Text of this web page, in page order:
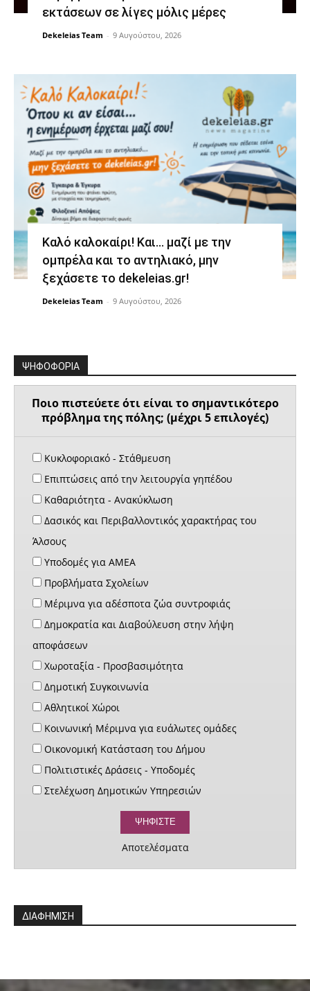
εκτάσεων σε λίγες μόλις μέρες
Dekeleias Team - 9 Αυγούστου, 2026
Καλό καλοκαίρι! Και… μαζί με την
ομπρέλα και το αντηλιακό, μην
ξεχάσετε το dekeleias.gr!
Dekeleias Team - 9 Αυγούστου, 2026
ΨΗΦΟΦΟΡΙΑ
Ποιο πιστεύετε ότι είναι το σημαντικότερο
πρόβλημα της πόλης; (μέχρι 5 επιλογές)
Κυκλοφοριακό - Στάθμευση
Επιπτώσεις από την λειτουργία γηπέδου
Καθαριότητα - Ανακύκλωση
Δασικός και Περιβαλλοντικός χαρακτήρας του
Άλσους
Υποδομές για ΑΜΕΑ
Προβλήματα Σχολείων
Μέριμνα για αδέσποτα ζώα συντροφιάς
Δημοκρατία και Διαβούλευση στην λήψη
αποφάσεων
Χωροταξία - Προσβασιμότητα
Δημοτική Συγκοινωνία
Αθλητικοί Χώροι
Κοινωνική Μέριμνα για ευάλωτες ομάδες
Οικονομική Κατάσταση του Δήμου
Πολιτιστικές Δράσεις - Υποδομές
Στελέχωση Δημοτικών Υπηρεσιών
Αποτελέσματα
ΔΙΑΦΗΜΙΣΗ